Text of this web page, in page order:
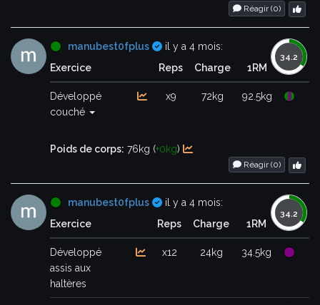
Réagir (0)
manubest0fplus Certifié
il y a 4 mois:
Exercice
Reps Charge 1RM
Développé
couché
x9 72kg 92.5kg
Poids de corps: 76kg (+0kg)
Réagir (0)
manubest0fplus Certifié
il y a 4 mois:
Exercice
Reps Charge 1RM
Développé
assis aux
haltères
x12 24kg 34.5kg